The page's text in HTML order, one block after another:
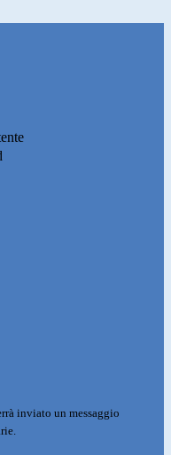
inviato un messaggio